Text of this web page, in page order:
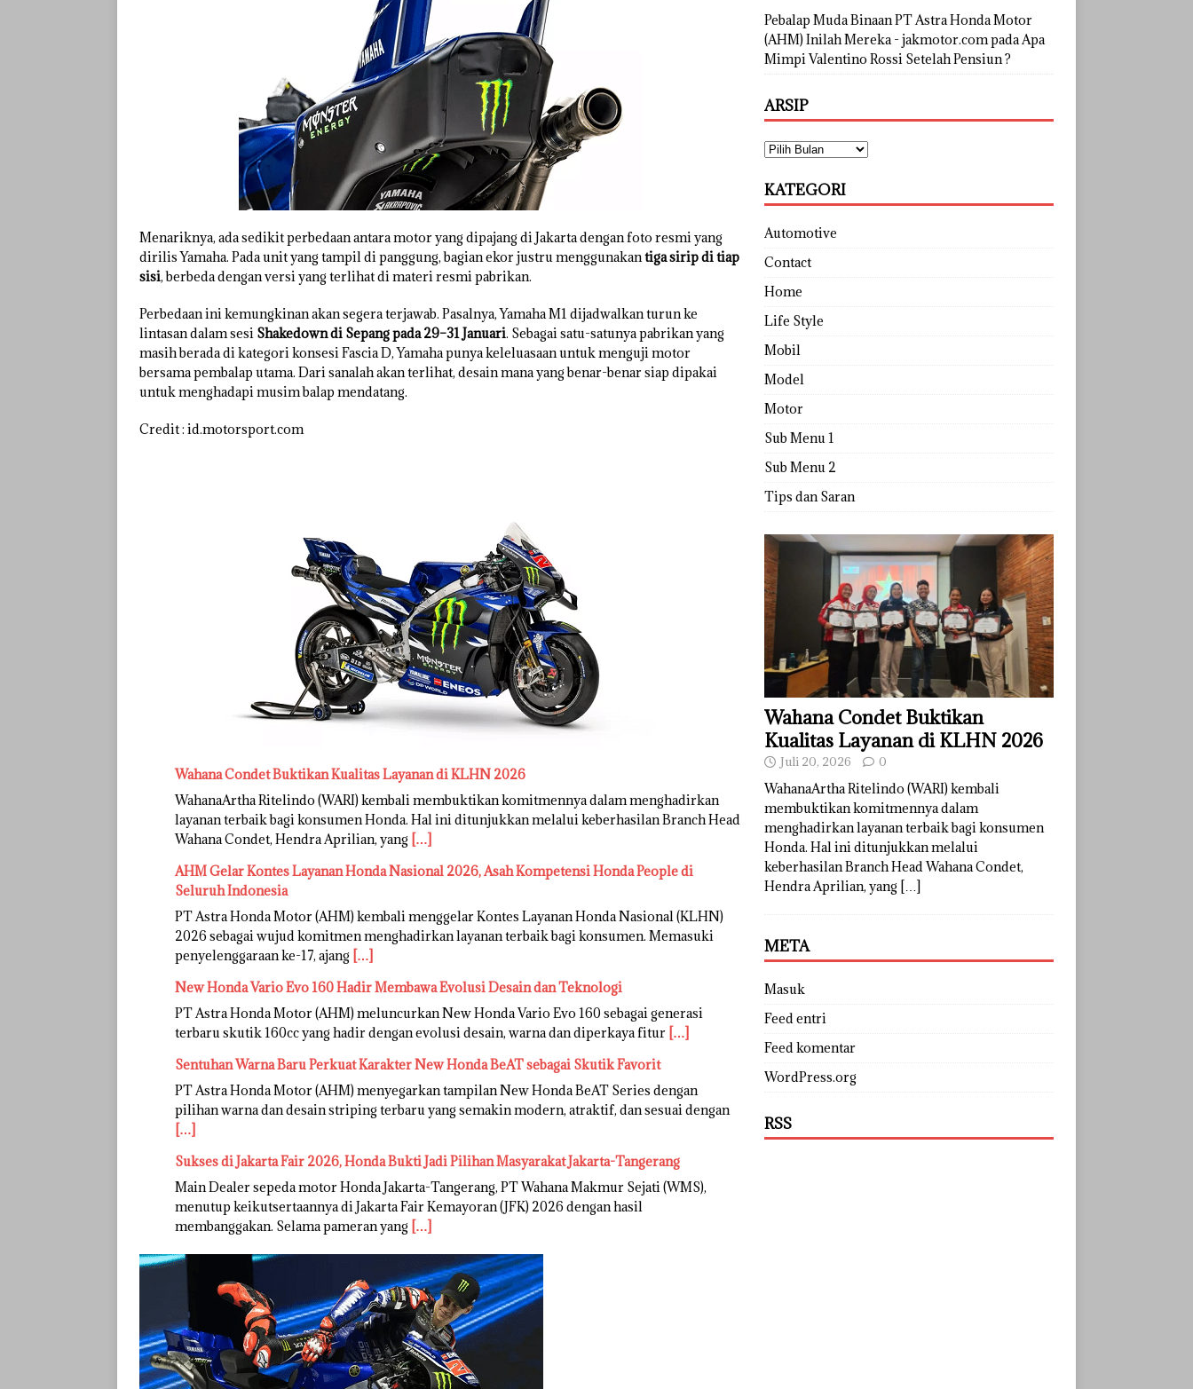
Menariknya, ada sedikit perbedaan antara motor yang dipajang di Jakarta dengan foto resmi yang
dirilis Yamaha. Pada unit yang tampil di panggung, bagian ekor justru menggunakantiga sirip di tiap
sisi, berbeda dengan versi yang terlihat di materi resmi pabrikan.
Perbedaan ini kemungkinan akan segera terjawab. Pasalnya, Yamaha M1 dijadwalkan turun ke
lintasan dalam sesi Shakedown di Sepang pada 29–31 Januari. Sebagai satu-satunya pabrikan yang
masih berada di kategori konsesi Fascia D, Yamaha punya keleluasaan untuk menguji motor
bersama pembalap utama. Dari sanalah akan terlihat, desain mana yang benar-benar siap dipakai
untuk menghadapi musim balap mendatang.
Credit : id.motorsport.com
Wahana Condet Buktikan Kualitas Layanan di KLHN 2026
WahanaArtha Ritelindo (WARI) kembali membuktikan komitmennya dalam menghadirkan
layanan terbaik bagi konsumen Honda. Hal ini ditunjukkan melalui keberhasilan Branch Head
Wahana Condet, Hendra Aprilian, yang […]
AHM Gelar Kontes Layanan Honda Nasional 2026, Asah Kompetensi Honda People di
Seluruh Indonesia
PT Astra Honda Motor (AHM) kembali menggelar Kontes Layanan Honda Nasional (KLHN)
2026 sebagai wujud komitmen menghadirkan layanan terbaik bagi konsumen. Memasuki
penyelenggaraan ke-17, ajang […]
New Honda Vario Evo 160 Hadir Membawa Evolusi Desain dan Teknologi
PT Astra Honda Motor (AHM) meluncurkan New Honda Vario Evo 160 sebagai generasi
terbaru skutik 160cc yang hadir dengan evolusi desain, warna dan diperkaya fitur […]
Sentuhan Warna Baru Perkuat Karakter New Honda BeAT sebagai Skutik Favorit
PT Astra Honda Motor (AHM) menyegarkan tampilan New Honda BeAT Series dengan
pilihan warna dan desain striping terbaru yang semakin modern, atraktif, dan sesuai dengan
[…]
Sukses di Jakarta Fair 2026, Honda Bukti Jadi Pilihan Masyarakat Jakarta-Tangerang
Main Dealer sepeda motor Honda Jakarta-Tangerang, PT Wahana Makmur Sejati (WMS),
menutup keikutsertaannya di Jakarta Fair Kemayoran (JFK) 2026 dengan hasil
membanggakan. Selama pameran yang […]
Pebalap Muda Binaan PT Astra Honda Motor
(AHM) Inilah Mereka - jakmotor.compadaApa
Mimpi Valentino Rossi Setelah Pensiun ?
ARSIP
KATEGORI
Automotive
Contact
Home
Life Style
Mobil
Model
Motor
Sub Menu 1
Sub Menu 2
Tips dan Saran
Wahana Condet Buktikan
Kualitas Layanan di KLHN 2026
Juli 20, 2026 0
WahanaArtha Ritelindo (WARI) kembali
membuktikan komitmennya dalam
menghadirkan layanan terbaik bagi konsumen
Honda. Hal ini ditunjukkan melalui
keberhasilan Branch Head Wahana Condet,
Hendra Aprilian, yang […]
META
Masuk
Feed entri
Feed komentar
WordPress.org
RSS